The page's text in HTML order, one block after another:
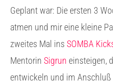
Geplant war: Die ersten 3
atmen und mir eine kleine
zweites Mal ins SOMBA
Mentorin Sigrun einsteigen,
entwickeln und im